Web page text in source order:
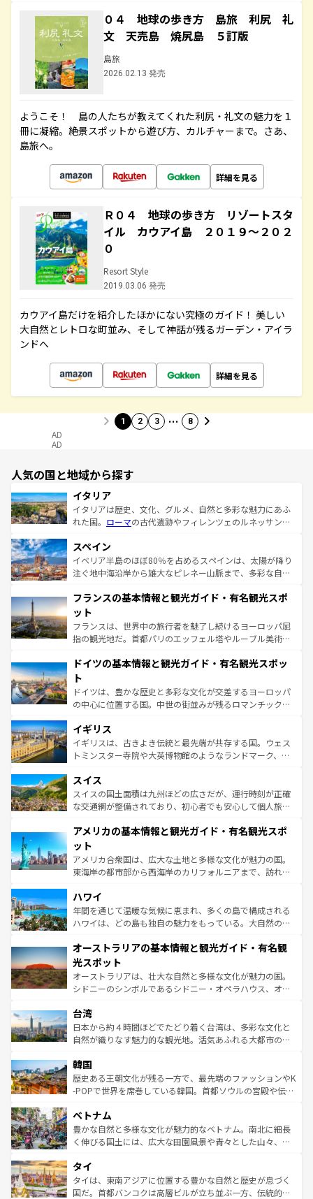
０４ 地球の歩き方 島旅 利尻 礼
文 天売島 焼尻島 ５訂版
島旅
2026.02.13 発売
ようこそ！ 島の人たちが教えてくれた利尻・礼文の魅力を１
冊に凝縮。絶景スポットから遊び方、カルチャーまで。さあ、
島旅へ。
詳細を見る
Ｒ０４ 地球の歩き方 リゾートスタ
イル カウアイ島 ２０１９～２０２
０
Resort Style
2019.03.06 発売
カウアイ島だけを紹介したほかにない究極のガイド！ 美しい
大自然とレトロな町並み、そして神話が残るガーデン・アイラ
ンドへ
詳細を見る
1 2 3 … 8
AD
AD
人気の国と地域から探す
イタリア
イタリアは歴史、文化、グルメ、自然と多彩な魅力にあふ
れた国。 ローマの古代遺跡やフィレンツェのルネッサンス
ろん、トスカーナの美しい田園風景やアマルフィ海岸の絶
景など、自然景観も見逃せない。観光の合間には、本場の
ピザやパスタなど、絶品のイタリア料理を堪能することも
ませてくれるイタリアで、忘れられない旅をしてみよう！
なお、新着のイタリア情報は
しい。
スペイン
イベリア半島のほぼ80％を占めるスペインは、太陽が降り
注ぐ地中海沿岸から雄大なピレネー山脈まで、多彩な自然
文化が根付くこの国では、情熱的なフラメンコ、熱気あふ
れる闘牛、そして美味しいタパスが生活の一部となってい
る。首都マドリードの洗練された雰囲気や、バルセロナの
アートに溢れた街角から、地方では古代ローマ遺跡や中世
せる。地方によって風土や気候が異なるスペインはその個
ンテンツ一覧 を参照してほしい。
フランスの基本情報と観光ガイド・有名観光スポ
ット
フランスは、世界中の旅行者を魅了し続けるヨーロッパ屈
指の観光地だ。首都パリのエッフェル塔やルーブル美術館
で、幅広い魅力が詰まっている。華麗な宮殿、歴史的な大
聖堂、美しいビーチ、そして豊かな自然が、訪れる者を心
から魅了する。また、フランスは美食の国としても知ら
れ、フランス料理はユネスコ無形文化遺産にも登録されて
香り高いラベンダー畑など、多彩な楽しみ方が可能だ。さ
らに、パリ以外の地域にも魅力が溢れており、どの街角に
も豊かな歴史と文化が息づいている。パリ以外の個性あふ
を参照してほしい。
ドイツの基本情報と観光ガイド・有名観光スポッ
ト
ドイツは、豊かな歴史と多彩な文化が交差するヨーロッパ
の中心に位置する国。中世の街並みが残るロマンチック街
顔を持つこの国は、どこを歩いても飽きることがない。ベ
ルリンの文化的活気、バイエルン州のアルプスの絶景、そ
してライン川沿いのワイン畑といった風景は必見。ビール
は、お酒好きな人にはぜひ体験してほしい。 なお、新着の
ドイツ情報はコンテンツ一覧を参照してほしい。
イギリス
イギリスは、古きよき伝統と最先端が共存する国。ウェス
トミンスター寺院や大英博物館のようなランドマーク、歴
リアごとに異なる魅力がある。また、優雅なアフタヌーン
ティー、ビール好きにはたまらない英国パブ、サッカー観
戦など、本場だからこそできる体験も豊富。イギリスを旅
ンツ一覧を参照してほしい。
スイス
スイスの国土面積は九州ほどの広さだが、運行時刻が正確
な交通網が整備されており、初心者でも安心して個人旅行
の建物がそのまま残る町や、スイスならではのユニークな
博物館もあり、アルプス観光だけでなく町歩きも満喫する
ことができる。国民の所得が高いため物価も高いが、旅行
者向けの交通パス提供のサービスもあり、うまく活用すれ
着のスイス情報は
アメリカの基本情報と観光ガイド・有名観光スポ
ット
アメリカ合衆国は、広大な土地と多様な文化が魅力の国。
東海岸の都市部から西海岸のカリフォルニアまで、訪れる
のような巨大都市は、観光、ショッピング、エンターテイ
ンメントが詰まった刺激的なスポットだ。一方、アメリカ
西部には大自然が広がり、グランドキャニオンやイエロー
部のニューオーリンズでは、音楽と美食が融合した独特の
文化が魅力。旅行者はアメリカの各地域で異なる魅力を楽
しみながら、その多様性と豊かな歴史を感じることができ
るだろう。車でのロードトリップや列車の旅も、アメリカ
情報は
ハワイ
年間を通じて温暖な気候に恵まれ、多くの島で構成される
ハワイは、どの島も独自の魅力をもっている。大自然の神
ワイ島は見逃せない。また、定番の観光地といえばオアフ
島だが、静かな自然を求めるならマウイ島やカウアイ島が
おすすめ。エメラルドグリーンに輝く海をはじめ、豊かな
文化や歴史が息づいている。「アロハスピリット」と呼ば
人々、おいしいローカルフードやハワイアンミュージッ
ク、伝統的なフラダンスなど、すべてがハワイの魅力を彩
っている。訪れるたびに新しい発見と感動が待っているハ
はコンテンツ一覧
オーストラリアの基本情報と観光ガイド・有名観
光スポット
オーストラリアは、壮大な自然と多様な文化が魅力の国。
シドニーのシンボルであるシドニー・オペラハウス、オー
リアリーフや大陸中央部にそびえるウルル（エアーズロッ
ク）、タスマニアの美しい原生林やケアンズの熱帯雨林な
ど、見どころがたくさん。また、カフェやワイン、オージ
いる。アクティビティも充実しており、サーフィンやダイ
ビング、ハイキングなど、アウトドア好きにはたまらな
い。オーストラリアの多彩な魅力を存分に味わいつくそ
参照してほしい。
台湾
日本から約４時間ほどでたどり着く台湾は、多彩な文化と
自然が織りなす魅力的な観光地。活気あふれる大都市の台
ン）、静ひつな山岳地帯である台湾東部など、都市の喧騒
と山間の静けさが共存しており、訪れる人に新しい発見と
驚きをもたらしてくれる。また、奥深い台湾の食文化も魅
容にもいいと評判のスイーツなど、バラエティ豊かな料理
が味わえる。 なお、新着の台湾情報は コンテンツ一覧を参
照してほしい。
韓国
歴史ある王朝文化が残る一方で、最先端のファッションやK
-POPで世界を席巻している韓国。首都ソウルの宮殿や伝統
き、地方に足を延ばせば四季折々の自然美を楽しむことが
できる。そして、キムチや焼肉、絶品のストリートフード
まで、さまざまな韓国料理が待っている。夜には、韓国な
リティに包まれながら、韓国の多彩な魅力を心ゆくまで味
わってみてほしい。 なお、新着の韓国情報はコンテンツ一
覧を参照してほしい。
ベトナム
豊かな自然と多様な文化が魅力的なベトナム。南北に細長
く伸びる国土には、広大な田園風景や青々とした山々、世
急速な発展と共に伝統が息づく。ハノイの古い町並みやホ
ーチミン市のフランス統治時代の建物も、独特の雰囲気を
醸し出している。また、バラエティの豊かさとおいしさで
タイ
タイは、東南アジアに位置する豊かな自然と歴史が息づく
国だ。首都バンコクは高層ビルが立ち並ぶ一方、伝統的な